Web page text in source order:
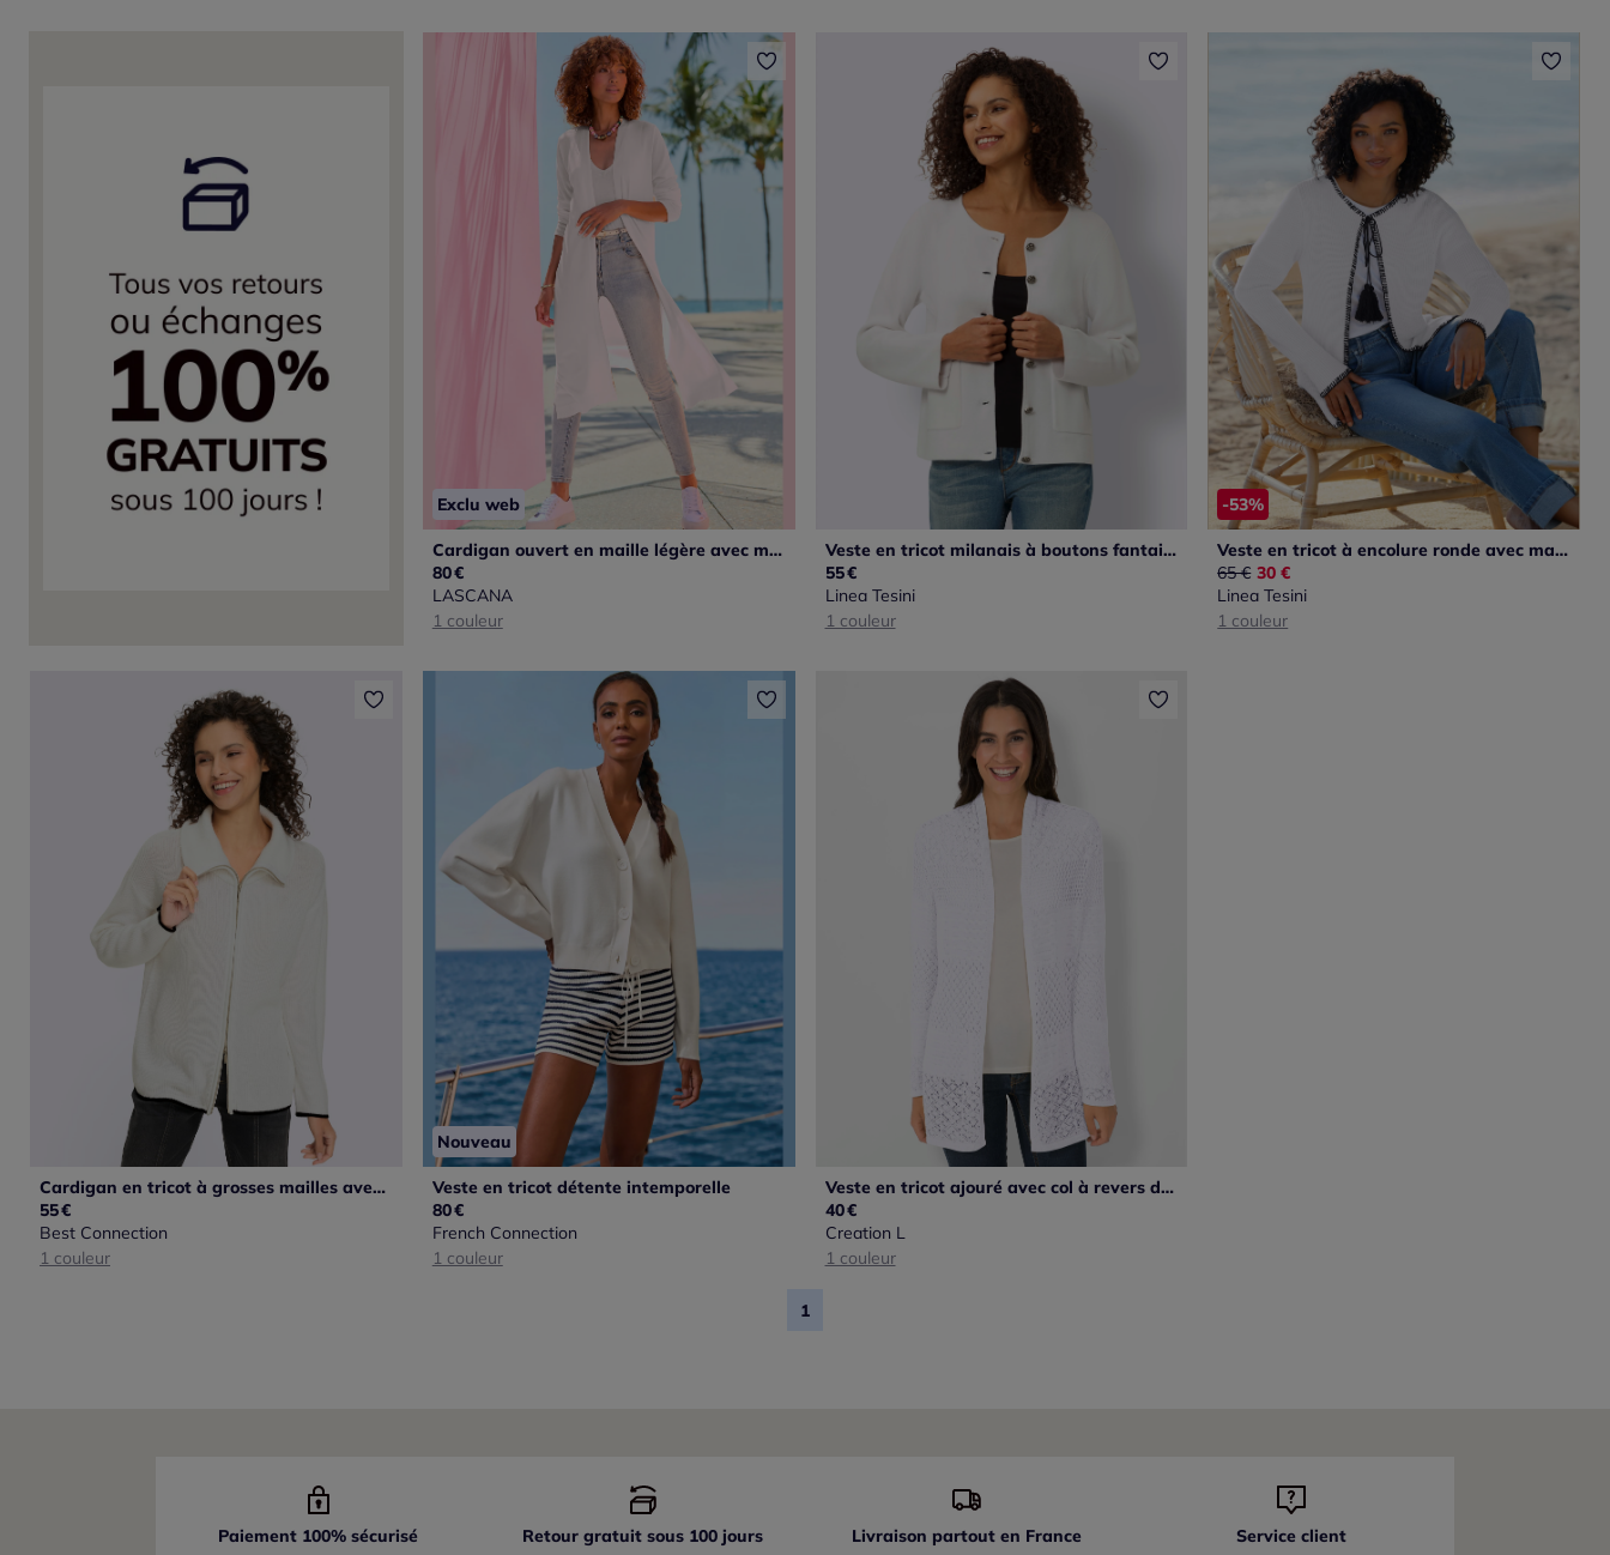
Exclu web
Cardigan ouvert en maille légère avec manches longues ajustées
80€
LASCANA
1 couleur
Veste en tricot milanais à boutons fantaisie et poches
55€
Linea Tesini
1 couleur
-53%
Veste en tricot à encolure ronde avec manches longues et cordon
Ancien prix :
65 € Nouveau prix :
30 €
Linea Tesini
1 couleur
Cardigan en tricot à grosses mailles avec col montant et manches longues
55€
Best Connection
1 couleur
Nouveau
Veste en tricot détente intemporelle
80€
French Connection
1 couleur
Veste en tricot ajouré avec col à revers doux
40€
Creation L
1 couleur
1
Paiement 100% sécurisé Retour gratuit sous 100 jours Livraison partouten France Service client